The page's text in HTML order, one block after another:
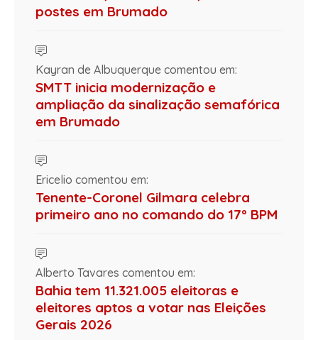
postes em Brumado
Kayran de Albuquerque comentou em:
SMTT inicia modernização e
ampliação da sinalização semafórica
em Brumado
Ericelio comentou em:
Tenente-Coronel Gilmara celebra
primeiro ano no comando do 17º BPM
Alberto Tavares comentou em:
Bahia tem 11.321.005 eleitoras e
eleitores aptos a votar nas Eleições
Gerais 2026